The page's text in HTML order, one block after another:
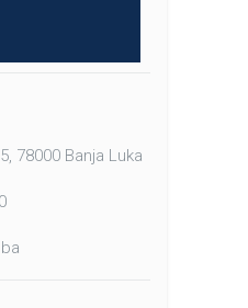
78000 Banja Luka